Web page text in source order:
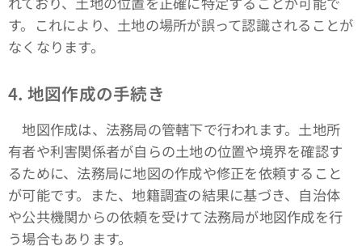
す。これにより、土地の場所が誤って認識されることが
なくなります。
4. 地図作成の手続き
地図作成は、法務局の管轄下で行われます。土地所
有者や利害関係者が自らの土地の位置や境界を確認す
るために、法務局に地図の作成や修正を依頼すること
が可能です。また、地籍調査の結果に基づき、自治体
や公共機関からの依頼を受けて法務局が地図作成を行
う場合もあります。